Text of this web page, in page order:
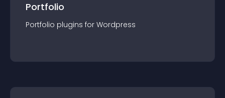
Portfolio
Portfolio plugins for Wordpress